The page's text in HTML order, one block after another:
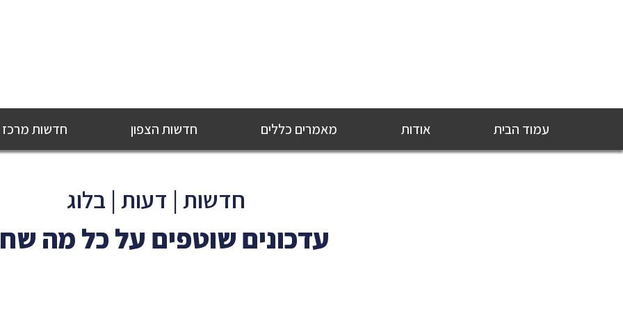
עמוד הבית אודות מאמרים כללים חדשות הצפון חדשות מרכז
חדשות | דעות | בלוג
עדכונים שוטפים על כל מה